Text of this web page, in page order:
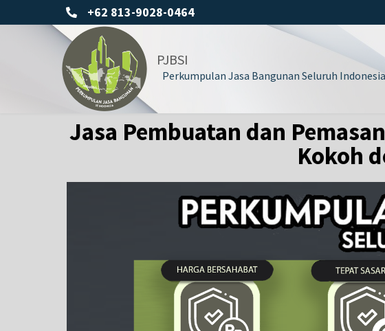
+62 813-9028-0464
PJBSI
Perkumpulan Jasa Bangunan Seluruh Indonesia
Jasa Pembuatan dan
Kokoh